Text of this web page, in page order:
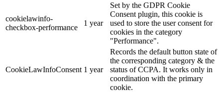
cookielawinfo-
checkbox-performance
1 year
Set by the GDPR Cookie
Consent plugin, this cookie is
used to store the user consent for
cookies in the category
"Performance".
CookieLawInfoConsent 1 year
Records the default button state of
the corresponding category & the
status of CCPA. It works only in
coordination with the primary
cookie.